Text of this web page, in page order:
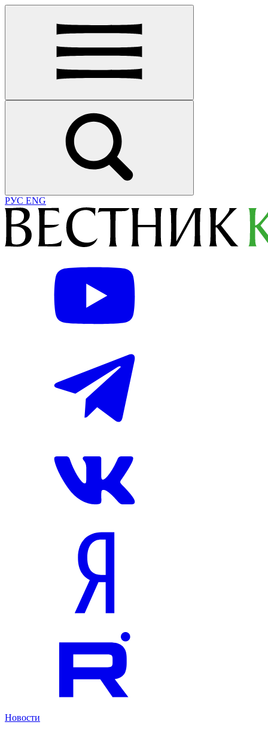
РУС ENG
Новости